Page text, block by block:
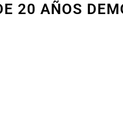
20 AÑOS